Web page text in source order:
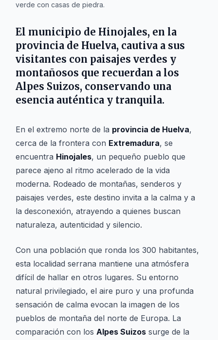
verde con casas de piedra.
El municipio de Hinojales, en la
provincia de Huelva, cautiva a sus
visitantes con paisajes verdes y
montañosos que recuerdan a los
Alpes Suizos, conservando una
esencia auténtica y tranquila.
En el extremo norte de la provincia de Huelva,
cerca de la frontera con Extremadura, se
encuentra Hinojales, un pequeño pueblo que
parece ajeno al ritmo acelerado de la vida
moderna. Rodeado de montañas, senderos y
paisajes verdes, este destino invita a la calma y a
la desconexión, atrayendo a quienes buscan
naturaleza, autenticidad y silencio.
Con una población que ronda los 300 habitantes,
esta localidad serrana mantiene una atmósfera
difícil de hallar en otros lugares. Su entorno
natural privilegiado, el aire puro y una profunda
sensación de calma evocan la imagen de los
pueblos de montaña del norte de Europa. La
comparación con los Alpes Suizos surge de la